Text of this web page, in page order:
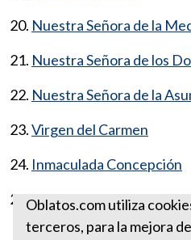
20. Nuestra Señora de la
21. Nuestra Señora de los
22. Nuestra Señora de la
23.Virgen del Carmen
24. Inmaculada Concepción
25.Virgen de la Candelaria
Oblatos.com utiliza
terceros, para la mejora